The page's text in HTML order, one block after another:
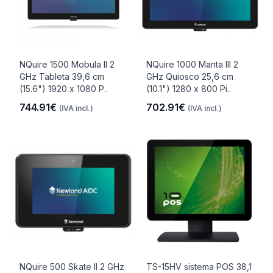
NQuire 1500 Mobula II 2
GHz Tableta 39,6 cm
(15.6") 1920 x 1080 P..
744.91€ (IVA incl.)
NQuire 1000 Manta III 2
GHz Quiosco 25,6 cm
(10.1") 1280 x 800 Pi..
702.91€ (IVA incl.)
NQuire 500 Skate II 2 GHz TS-15HV sistema POS 38,1